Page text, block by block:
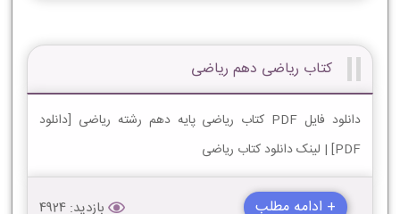
کتاب ریاضی دهم ریاضی
دانلود فایل PDF کتاب ریاضی پایه دهم رشته ریاضی [دانلود
PDF] | لینک دانلود کتاب ریاضی
+ ادامه مطلب بازدید: 4924